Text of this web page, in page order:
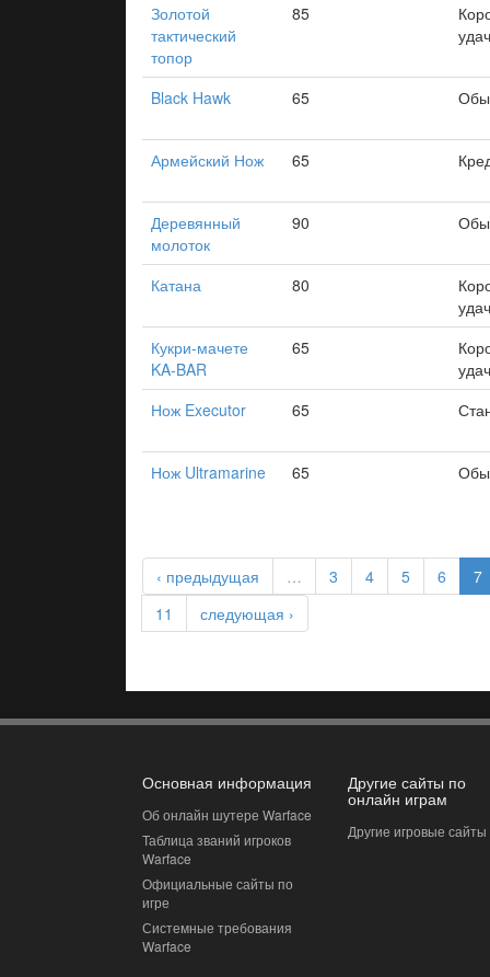
Золотой
тактический
топор
85
Black Hawk 65
Армейский Нож 65
Деревянный
молоток
90
Катана 80
Кукри-мачете
KA-BAR
65
Нож Executor
65
Нож Ultramarine 65
‹ предыдущая … 3 4 5 6
7
11
следующая ›
Основная информация
Об онлайн шутере Warface
Таблица званий игроков
Warface
Официальные сайты по
игре
Системные требования
Warface
Другие сайты по
онлайн играм
Другие игровые сайты